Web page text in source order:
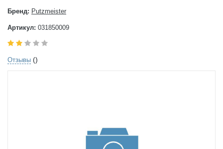
Бренд: Putzmeister
Артикул: 031850009
Отзывы ()